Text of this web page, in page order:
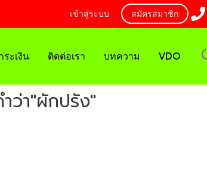
เข้าสู่ระบบ สมัครสมาชิก
ระเงิน ติดต่อเรา บทความ VDO
ว่า"ผักปรัง"